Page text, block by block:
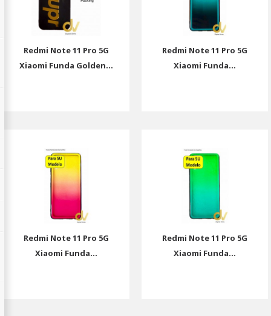
Redmi Note 11 Pro 5G
Xiaomi Funda Golden...
Redmi Note 11 Pro 5G
Xiaomi Funda...
Redmi Note 11 Pro 5G
Xiaomi Funda...
Redmi Note 11 Pro 5G
Xiaomi Funda...